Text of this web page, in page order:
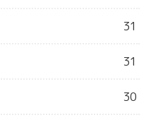
31
31
30